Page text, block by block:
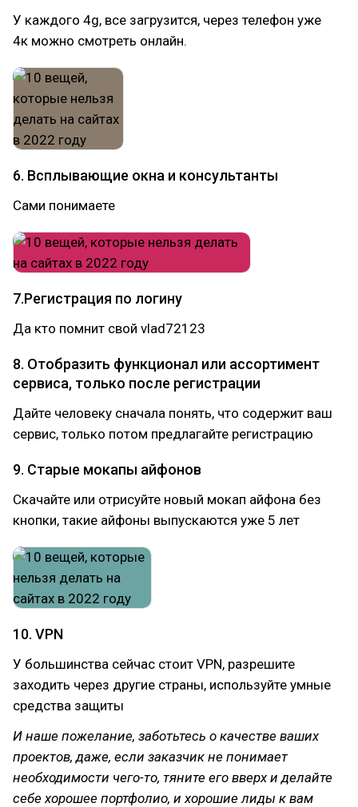
У каждого 4g, все загрузится, через телефон уже
4к можно смотреть онлайн.
6. Всплывающие окна и консультанты
Сами понимаете
7.Регистрация по логину
Да кто помнит свой vlad72123
8. Отобразить функционал или ассортимент
сервиса, только после регистрации
Дайте человеку сначала понять, что содержит ваш
сервис, только потом предлагайте регистрацию
9. Старые мокапы айфонов
Скачайте или отрисуйте новый мокап айфона без
кнопки, такие айфоны выпускаются уже 5 лет
10. VPN
У большинства сейчас стоит VPN, разрешите
заходить через другие страны, используйте умные
средства защиты
И наше пожелание, заботьтесь о качестве ваших
проектов, даже, если заказчик не понимает
необходимости чего-то, тяните его вверх и делайте
себе хорошее портфолио, и хорошие лиды к вам